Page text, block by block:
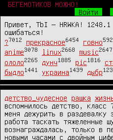
БЕГЕМОТИКОВ МОЖНО!
Войти
Привет, TbI — HRWKA!
ошибаться!
?7012 прекрасное6454 говно
anime3078 linux2668 music2647
ололо2265 дунч1885 pic1816
быдло1441 украина1439 дыбр
детство_чудесное рашка
вспомнилось детство,
меня дежурить в раздевалку
работа таскать тяжеленные
вознаграждалась, только в
новыми часами с двойным